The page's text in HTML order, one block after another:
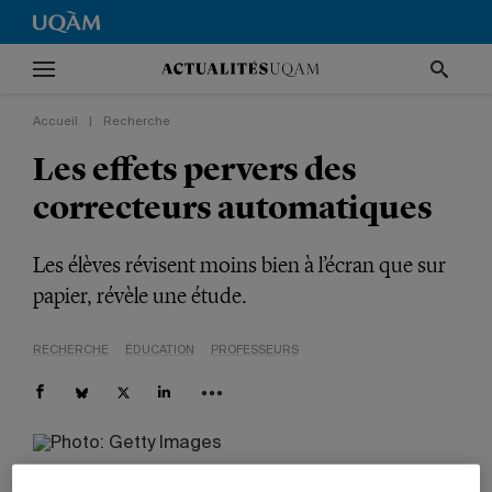
Accueil Recherche
Les effets pervers des
correcteurs automatiques
Les élèves révisent moins bien à l’écran que sur
papier, révèle une étude.
RECHERCHE ÉDUCATION PROFESSEURS